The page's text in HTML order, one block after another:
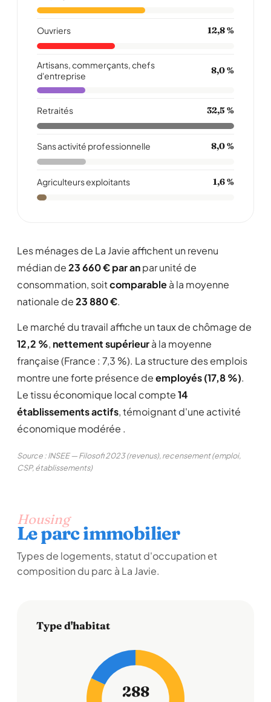
Ouvriers 12,8 %
Artisans, commerçants, chefs
d'entreprise
8,0 %
Retraités 32,5 %
Sans activité professionnelle 8,0 %
Agriculteurs exploitants 1,6 %
Les ménages de La Javie affichent un revenu
médian de23 660 € par anpar unité de
consommation, soitcomparableà la moyenne
nationale de23 880 €.
Le marché du travail affiche un taux de chômage de
12,2 %, nettement supérieurà la moyenne
française (France : 7,3 %). La structure des emplois
montre une forte présence deemployés (17,8 %).
Le tissu économique local compte14
établissements actifs, témoignant d'une activité
économique modérée .
Source : INSEE — Filosofi 2023 (revenus), recensement (emploi,
CSP, établissements)
Housing
Le parc immobilier
Types de logements, statut d'occupation et
composition du parc à La Javie.
Type d'habitat
288